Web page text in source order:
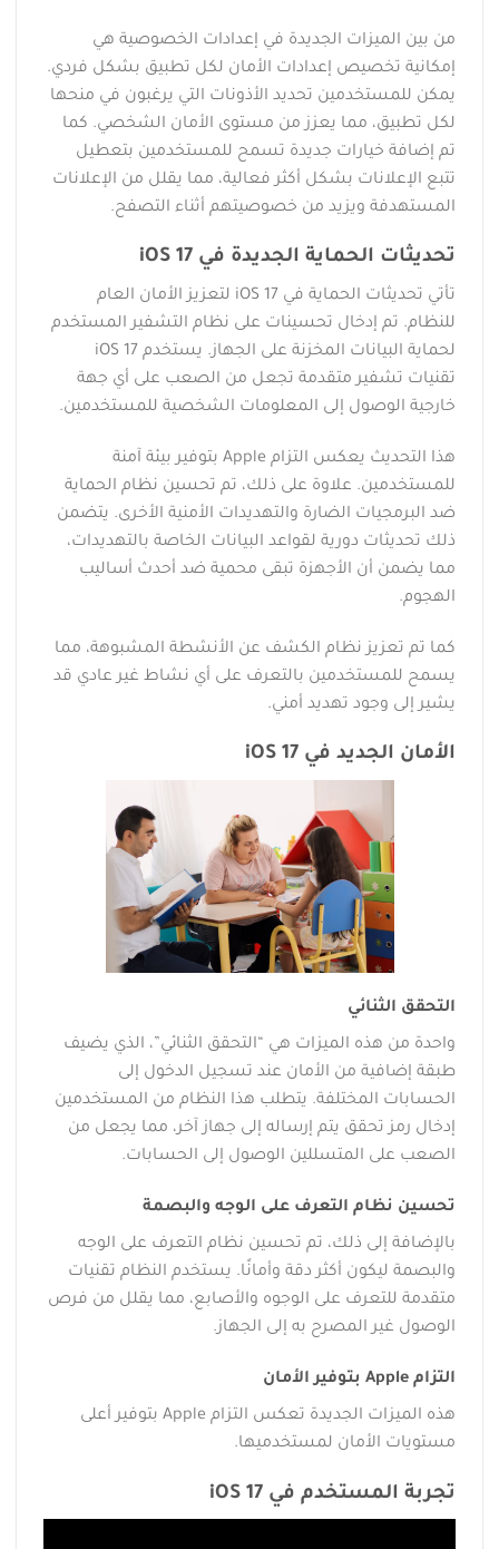
من بين الميزات الجديدة في إعدادات الخصوصية هي
إمكانية تخصيص إعدادات الأمان لكل تطبيق بشكل فردي.
يمكن للمستخدمين تحديد الأذونات التي يرغبون في منحها
لكل تطبيق، مما يعزز من مستوى الأمان الشخصي. كما
تم إضافة خيارات جديدة تسمح للمستخدمين بتعطيل
تتبع الإعلانات بشكل أكثر فعالية، مما يقلل من الإعلانات
المستهدفة ويزيد من خصوصيتهم أثناء التصفح.
تحديثات الحماية الجديدة في iOS 17
تأتي تحديثات الحماية في iOS 17 لتعزيز الأمان العام
للنظام. تم إدخال تحسينات على نظام التشفير المستخدم
لحماية البيانات المخزنة على الجهاز. يستخدم iOS 17
تقنيات تشفير متقدمة تجعل من الصعب على أي جهة
خارجية الوصول إلى المعلومات الشخصية للمستخدمين.
هذا التحديث يعكس التزام Apple بتوفير بيئة آمنة
للمستخدمين. علاوة على ذلك، تم تحسين نظام الحماية
ضد البرمجيات الضارة والتهديدات الأمنية الأخرى. يتضمن
ذلك تحديثات دورية لقواعد البيانات الخاصة بالتهديدات،
مما يضمن أن الأجهزة تبقى محمية ضد أحدث أساليب
الهجوم.
كما تم تعزيز نظام الكشف عن الأنشطة المشبوهة، مما
يسمح للمستخدمين بالتعرف على أي نشاط غير عادي قد
يشير إلى وجود تهديد أمني.
الأمان الجديد في iOS 17
التحقق الثنائي
واحدة من هذه الميزات هي “التحقق الثنائي”، الذي يضيف
طبقة إضافية من الأمان عند تسجيل الدخول إلى
الحسابات المختلفة. يتطلب هذا النظام من المستخدمين
إدخال رمز تحقق يتم إرساله إلى جهاز آخر، مما يجعل من
الصعب على المتسللين الوصول إلى الحسابات.
تحسين نظام التعرف على الوجه والبصمة
بالإضافة إلى ذلك، تم تحسين نظام التعرف على الوجه
والبصمة ليكون أكثر دقة وأمانًا. يستخدم النظام تقنيات
متقدمة للتعرف على الوجوه والأصابع، مما يقلل من فرص
الوصول غير المصرح به إلى الجهاز.
التزام Apple بتوفير الأمان
هذه الميزات الجديدة تعكس التزام Apple بتوفير أعلى
مستويات الأمان لمستخدميها.
تجربة المستخدم في iOS 17